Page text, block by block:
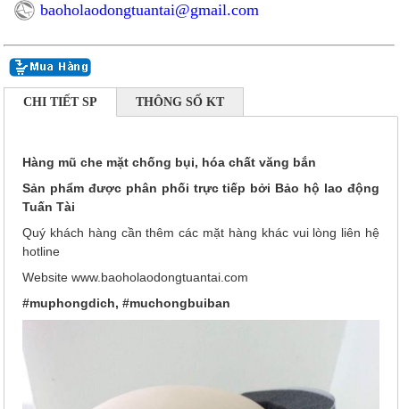
baoholaodongtuantai@gmail.com
CHI TIẾT SP THÔNG SỐ KT
Hàng mũ che mặt chống bụi, hóa chất văng bắn
Sản phẩm được phân phối trực tiếp bởi Bảo hộ lao động
Tuấn Tài
Quý khách hàng cần thêm các mặt hàng khác vui lòng liên hệ
hotline
Website www.baoholaodongtuantai.com
#muphongdich, #muchongbuiban